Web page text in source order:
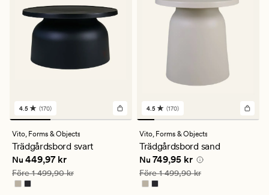
170
omdömen
med
ett
genomsnittligt
betyg
på
4.5
4.5 (170)
Vito, Forms & Objects
Trädgårdsbord svart
Nuvarande pris
Nu 449,97 kr
Ordinarie pris 1 499,90 kr
Före1 499,90 kr
170
omdömen
med
ett
genomsnittligt
betyg
på
4.5
4.5 (170)
Vito, Forms & Objects
Trädgårdsbord sand
Nuvarande pris
Nu 749,95 kr
Ordinarie pris 1 499,90 kr
Före1 499,90 kr